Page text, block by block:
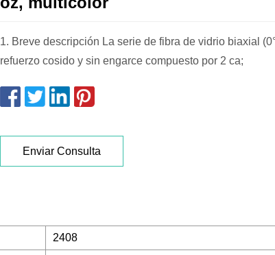
1. Breve descripción La serie de fibra de vidrio biaxial
refuerzo cosido y sin engarce compuesto por 2 ca;
Enviar Consulta
2408